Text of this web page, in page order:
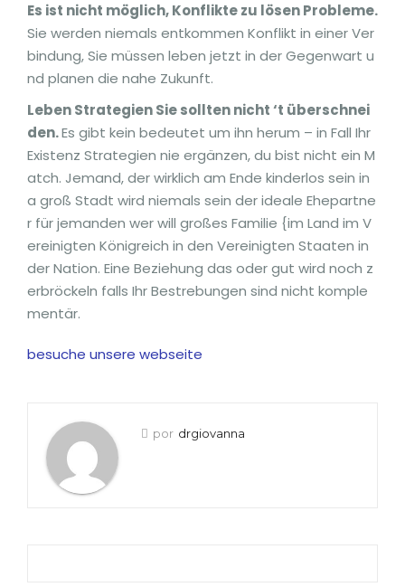
Es ist nicht möglich, Konflikte zu lösen Probleme.
Sie werden niemals entkommen Konflikt in einer Ver
bindung, Sie müssen leben jetzt in der Gegenwart u
nd planen die nahe Zukunft.
Leben Strategien Sie sollten nicht ‘t überschnei
den.Es gibt kein bedeutet um ihn herum – in Fall Ihr
Existenz Strategien nie ergänzen, du bist nicht ein M
atch. Jemand, der wirklich am Ende kinderlos sein in
a groß Stadt wird niemals sein der ideale Ehepartne
r für jemanden wer will großes Familie {im Land im V
ereinigten Königreich in den Vereinigten Staaten in
der Nation. Eine Beziehung das oder gut wird noch z
erbröckeln falls Ihr Bestrebungen sind nicht komple
mentär.
besuche unsere webseite
por drgiovanna